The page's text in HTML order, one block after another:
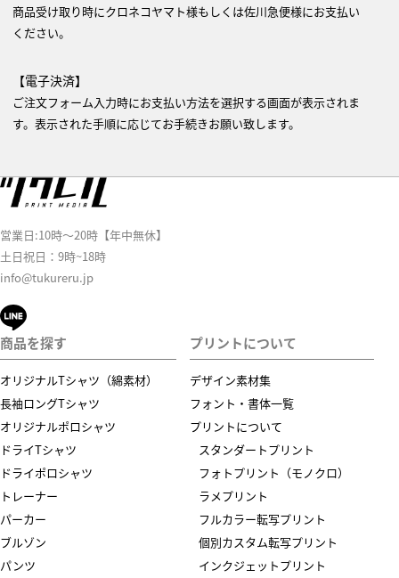
商品受け取り時にクロネコヤマト様もしくは佐川急便様にお支払い
ください。
【電子決済】
ご注文フォーム入力時にお支払い方法を選択する画面が表示されま
す。表示された手順に応じてお手続きお願い致します。
営業日:10時～20時【年中無休】
土日祝日：9時~18時
info@tukureru.jp
商品を探す
オリジナルTシャツ（綿素材）
長袖ロングTシャツ
オリジナルポロシャツ
ドライTシャツ
ドライポロシャツ
トレーナー
パーカー
ブルゾン
パンツ
プリントについて
デザイン素材集
フォント・書体一覧
プリントについて
スタンダートプリント
フォトプリント（モノクロ）
ラメプリント
フルカラー転写プリント
個別カスタム転写プリント
インクジェットプリント